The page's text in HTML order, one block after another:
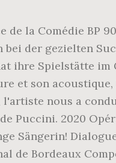
de la Comédie BP
bei der gezielten
ihre Spielstätte im
et son acoustique,
l'artiste nous a
Puccini. 2020
Sängerin!
de Bordeaux